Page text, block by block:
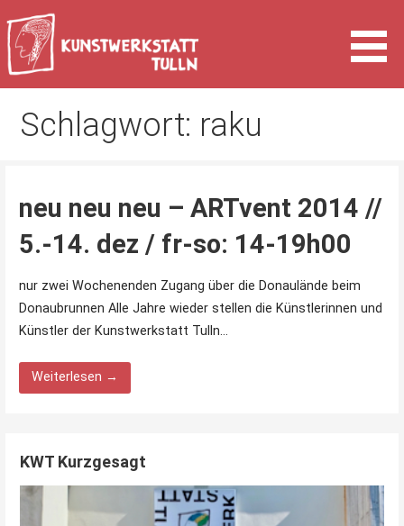
Inhalt
springen
Kunstwerkstatt Tulln
Schlagwort: raku
neu neu neu – ARTvent 2014 //
5.-14. dez / fr-so: 14-19h00
nur zwei Wochenenden Zugang über die Donaulände beim
Donaubrunnen Alle Jahre wieder stellen die Künstlerinnen und
Künstler der Kunstwerkstatt Tulln…
Weiterlesen →
KWT Kurzgesagt